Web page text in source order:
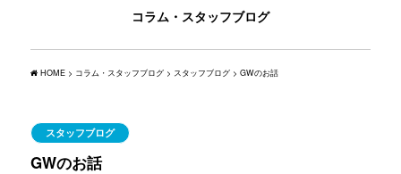
コラム・スタッフブログ
HOME > コラム・スタッフブログ > スタッフブログ >GWのお話
スタッフブログ
GWのお話